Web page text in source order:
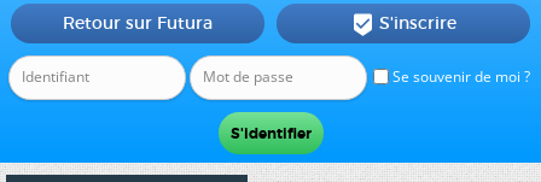
Se souvenir de moi ?
Retour sur Futura  S'inscrire